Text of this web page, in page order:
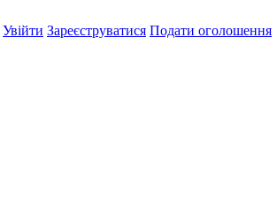
Увійти Зареєструватися Подати оголошення